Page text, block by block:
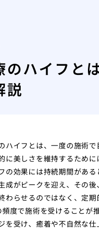
のハイフと
説
ハイフとは、一度の施術
に美しさを維持するため
の効果には持続期間があ
成がピークを迎え、その
わらせるのではなく、定
度で施術を受けることが
を受け、癒着や不自然な